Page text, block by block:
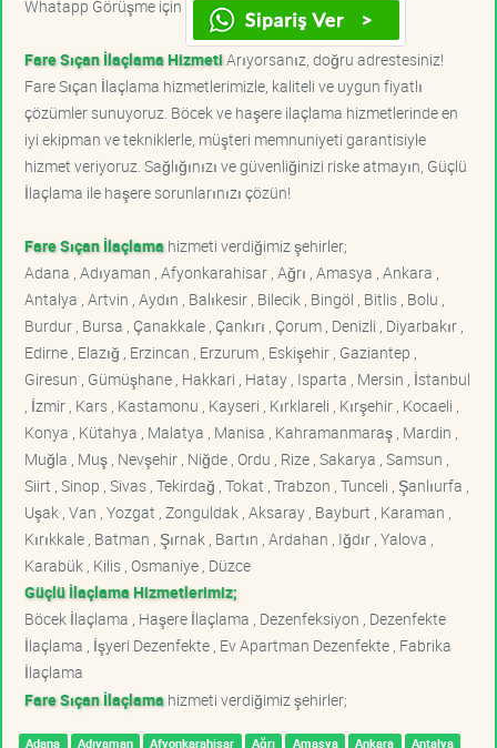
Whatapp Görüşme için
Fare Sıçan İlaçlama HizmetiArıyorsanız, doğru adrestesiniz!
Fare Sıçan İlaçlama hizmetlerimizle, kaliteli ve uygun fiyatlı
çözümler sunuyoruz. Böcek ve haşere ilaçlama hizmetlerinde en
iyi ekipman ve tekniklerle, müşteri memnuniyeti garantisiyle
hizmet veriyoruz. Sağlığınızı ve güvenliğinizi riske atmayın, Güçlü
İlaçlama ile haşere sorunlarınızı çözün!
Fare Sıçan İlaçlama hizmeti verdiğimiz şehirler;
Adana , Adıyaman , Afyonkarahisar , Ağrı , Amasya , Ankara ,
Antalya , Artvin , Aydın , Balıkesir , Bilecik , Bingöl , Bitlis , Bolu ,
Burdur , Bursa , Çanakkale , Çankırı , Çorum , Denizli , Diyarbakır ,
Edirne , Elazığ , Erzincan , Erzurum , Eskişehir , Gaziantep ,
Giresun , Gümüşhane , Hakkari , Hatay , Isparta , Mersin , İstanbul
, İzmir , Kars , Kastamonu , Kayseri , Kırklareli , Kırşehir , Kocaeli ,
Konya , Kütahya , Malatya , Manisa , Kahramanmaraş , Mardin ,
Muğla , Muş , Nevşehir , Niğde , Ordu , Rize , Sakarya , Samsun ,
Siirt , Sinop , Sivas , Tekirdağ , Tokat , Trabzon , Tunceli , Şanlıurfa ,
Uşak , Van , Yozgat , Zonguldak , Aksaray , Bayburt , Karaman ,
Kırıkkale , Batman , Şırnak , Bartın , Ardahan , Iğdır , Yalova ,
Karabük , Kilis , Osmaniye , Düzce
Güçlü İlaçlama Hizmetlerimiz;
Böcek İlaçlama , Haşere İlaçlama , Dezenfeksiyon , Dezenfekte
İlaçlama , İşyeri Dezenfekte , Ev Apartman Dezenfekte , Fabrika
İlaçlama
Fare Sıçan İlaçlama hizmeti verdiğimiz şehirler;
Adana Adıyaman Afyonkarahisar Ağrı Amasya Ankara Antalya